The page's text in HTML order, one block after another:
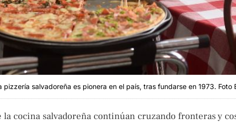
pizzería salvadoreña es pionera en el país, tras fundarse en 1973. Foto
cocina salvadoreña continúan cruzando fronteras y